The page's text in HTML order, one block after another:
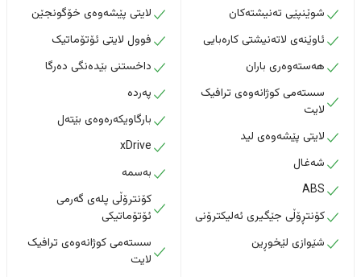
شوێنپێی تەنیشتەکان
ئاوێنەی لاتەنیشتی کارەبایی
هەستەوەری باران
سستەمی کوژانەوەی ترافیک
لایت
لایتی پێشەوەی لید
شەغال
ABS
کۆنتڕۆڵی جێگیری ئەلیکترۆنی
شێوازی لێخوڕین
لایتی پێشەوەی خۆگونجێن
فوول لایتی ئۆتۆماتیک
داخستنى بێدەنگى دەرگا
پەردە
بارگاویکەرەوەی بێتەل
xDrive
بەسمە
کۆنترۆڵی پلەی گەرمی
ئۆتۆماتیکی
سستەمی کوژانەوەی ترافیک
لایت